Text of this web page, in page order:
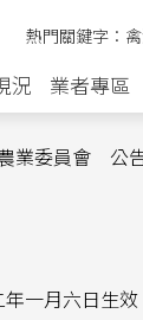
熱門關鍵字：
況 業者專區
中華民國
年一月六
業委員會 公
一月六日生